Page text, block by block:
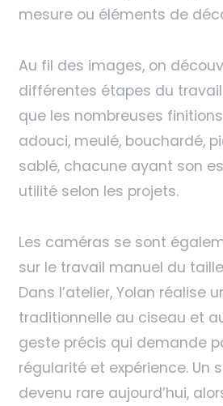
mesure ou éléments de
Au fil des images, on
différentes étapes du
que les nombreuses
adouci, meulé, bouchardé,
sablé, chacune ayant son
utilité selon les projets.
Les caméras se sont
sur le travail manuel du
Dans l’atelier, Yolan réalise
traditionnelle au ciseau et
geste précis qui demande
régularité et expérience. Un
devenu rare aujourd’hui,